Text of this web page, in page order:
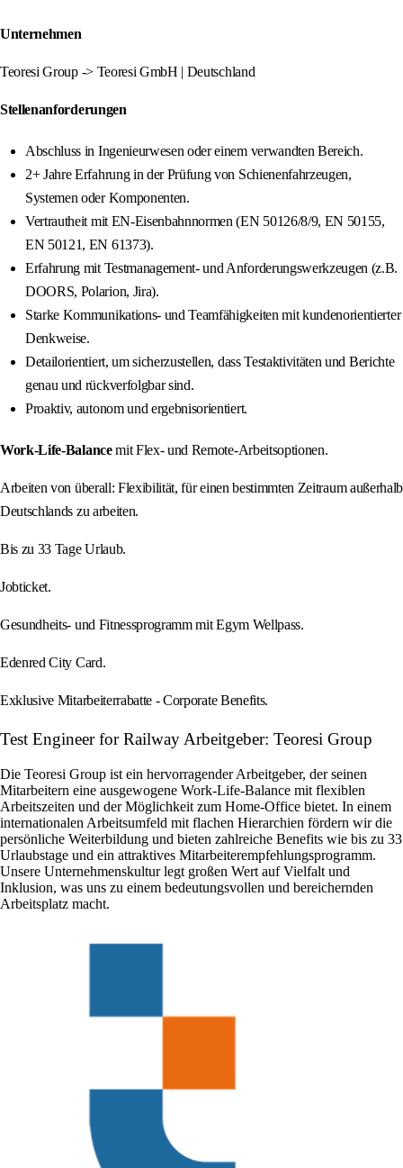
Unternehmen
Teoresi Group -> Teoresi GmbH | Deutschland
Stellenanforderungen
Abschluss in Ingenieurwesen oder einem verwandten Bereich.
2+ Jahre Erfahrung in der Prüfung von Schienenfahrzeugen,
Systemen oder Komponenten.
Vertrautheit mit EN-Eisenbahnnormen (EN 50126/8/9, EN 50155,
EN 50121, EN 61373).
Erfahrung mit Testmanagement- und Anforderungswerkzeugen (z.B.
DOORS, Polarion, Jira).
Starke Kommunikations- und Teamfähigkeiten mit kundenorientierter
Denkweise.
Detailorientiert, um sicherzustellen, dass Testaktivitäten und Berichte
genau und rückverfolgbar sind.
Proaktiv, autonom und ergebnisorientiert.
Work-Life-Balancemit Flex- und Remote-Arbeitsoptionen.
Arbeiten von überall: Flexibilität, für einen bestimmten Zeitraum außerhalb
Deutschlands zu arbeiten.
Bis zu 33 Tage Urlaub.
Jobticket.
Gesundheits- und Fitnessprogramm mit Egym Wellpass.
Edenred City Card.
Exklusive Mitarbeiterrabatte - Corporate Benefits.
Test Engineer for Railway Arbeitgeber: Teoresi Group
Die Teoresi Group ist ein hervorragender Arbeitgeber, der seinen
Mitarbeitern eine ausgewogene Work-Life-Balance mit flexiblen
Arbeitszeiten und der Möglichkeit zum Home-Office bietet. In einem
internationalen Arbeitsumfeld mit flachen Hierarchien fördern wir die
persönliche Weiterbildung und bieten zahlreiche Benefits wie bis zu 33
Urlaubstage und ein attraktives Mitarbeiterempfehlungsprogramm.
Unsere Unternehmenskultur legt großen Wert auf Vielfalt und
Inklusion, was uns zu einem bedeutungsvollen und bereichernden
Arbeitsplatz macht.